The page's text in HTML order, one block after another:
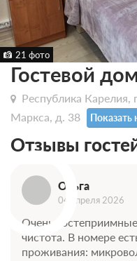
21 фото
Гостевой
Республика Карелия,
Маркса, д. 38
Показать
Отзывы
Ольга
04 апреля 2026
Очень гостеприимные
чистота. В номере
проживания: